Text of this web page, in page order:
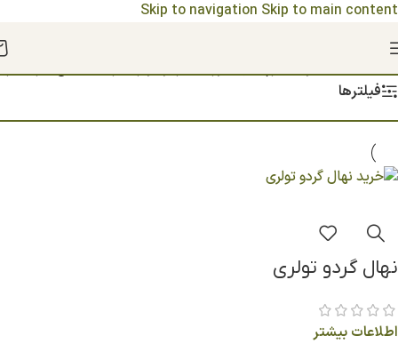
Skip to navigation Skip to main content
خانه/محصولات برچسب خورده “گردو تولری برای مناطق سردسیر”
فیلترها
نهال گردو تولری
اطلاعات بیشتر